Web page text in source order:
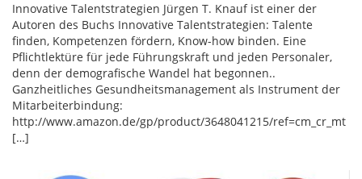
Innovative Talentstrategien Jürgen T. Knauf ist einer der
Autoren des Buchs Innovative Talentstrategien: Talente
finden, Kompetenzen fördern, Know-how binden. Eine
Pflichtlektüre für jede Führungskraft und jeden Personaler,
denn der demografische Wandel hat begonnen..
Ganzheitliches Gesundheitsmanagement als Instrument der
Mitarbeiterbindung:
http://www.amazon.de/gp/product/3648041215/ref=cm_cr_mt
[…]